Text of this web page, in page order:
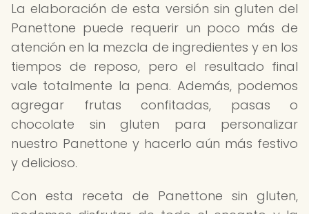
La elaboración de esta versión sin gluten del
Panettone puede requerir un poco más de
atención en la mezcla de ingredientes y en los
tiempos de reposo, pero el resultado final
vale totalmente la pena. Además, podemos
agregar frutas confitadas, pasas o
chocolate sin gluten para personalizar
nuestro Panettone y hacerlo aún más festivo
y delicioso.
Con esta receta de Panettone sin gluten,